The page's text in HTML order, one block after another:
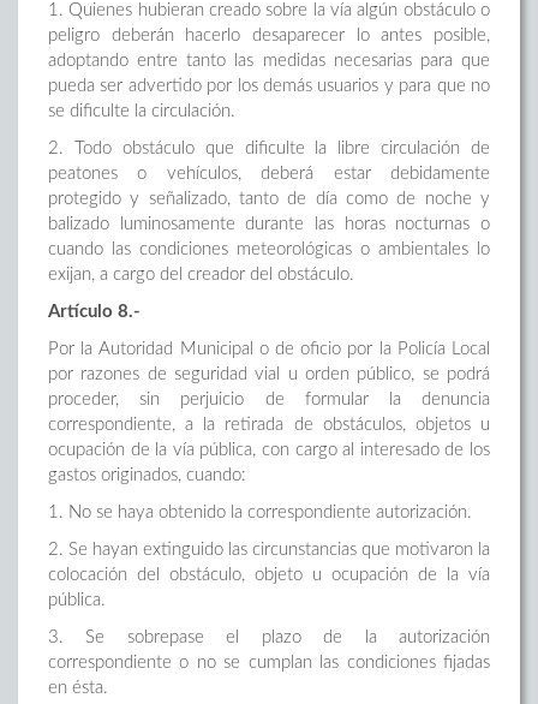
1. Quienes hubieran creado sobre la vía algún obstáculo o
peligro deberán hacerlo desaparecer lo antes posible,
adoptando entre tanto las medidas necesarias para que
pueda ser advertido por los demás usuarios y para que no
se dificulte la circulación.
2. Todo obstáculo que dificulte la libre circulación de
peatones o vehículos, deberá estar debidamente
protegido y señalizado, tanto de día como de noche y
balizado luminosamente durante las horas nocturnas o
cuando las condiciones meteorológicas o ambientales lo
exijan, a cargo del creador del obstáculo.
Artículo 8.-
Por la Autoridad Municipal o de oficio por la Policía Local
por razones de seguridad vial u orden público, se podrá
proceder, sin perjuicio de formular la denuncia
correspondiente, a la retirada de obstáculos, objetos u
ocupación de la vía pública, con cargo al interesado de los
gastos originados, cuando:
1. No se haya obtenido la correspondiente autorización.
2. Se hayan extinguido las circunstancias que motivaron la
colocación del obstáculo, objeto u ocupación de la vía
pública.
3. Se sobrepase el plazo de la autorización
correspondiente o no se cumplan las condiciones fijadas
en ésta.